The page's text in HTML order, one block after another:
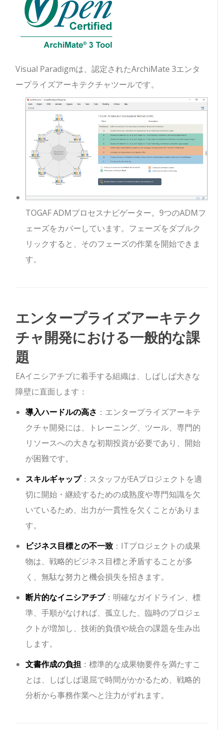
Visual Paradigmは、認定されたArchiMate 3エンタ
ープライズアーキテクチャツールです。
TOGAF ADMプロセスナビゲーター。9つのADMフ
ェーズをカバーしています。フェーズをダブルク
リックすると、そのフェーズの作業を開始できま
す。
エンタープライズアーキテク
チャ開発における一般的な課
題
EAイニシアチブに着手する組織は、しばしば大きな
障壁に直面します：
導入ハードルの高さ ：エンタープライズアーキテ
クチャ開発には、トレーニング、ツール、専門的
リソースへの大きな初期投資が必要であり、開始
が困難です。
スキルギャップ：スタッフがEAプロジェクトを適
切に開始・継続するための成熟度や専門知識を欠
いているため、出力が一貫性を欠くことがありま
す。
ビジネス目標との不一致 ：ITプロジェクトの成果
物は、戦略的ビジネス目標と矛盾することが多
く、無駄な努力と機会損失を招きます。
断片的なイニシアチブ：明確なガイドライン、標
準、手順がなければ、孤立した、臨時のプロジェ
クトが増加し、技術的負債や統合の課題を生み出
します。
文書作成の負担 ：標準的な成果物要件を満たすこ
とは、しばしば退屈で時間がかかるため、戦略的
分析から事務作業へと注力がずれます。